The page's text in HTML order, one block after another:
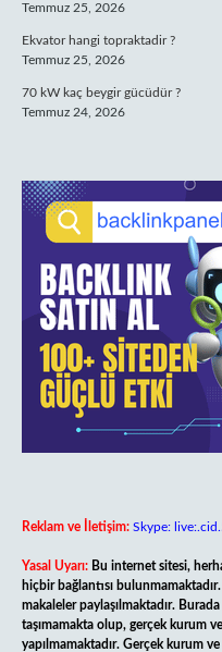
Temmuz 25, 2026
Ekvator hangi topraktadir ?
Temmuz 25, 2026
70 kW kaç beygir gücüdür ?
Temmuz 24, 2026
Reklam ve İletişim: Skype:
Yasal Uyarı: Bu internet sitesi,
hiçbir bağlantısı
makaleler paylaşılmaktadır.
taşımamakta olup, gerçek kurum
yapılmamaktadır. Gerçek kurum